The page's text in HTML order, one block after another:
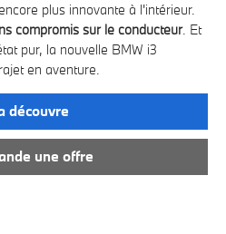
plus innovante à l'intérieur.
compromis sur le conducteur. Et
pur, la nouvelle BMW i3
en aventure.
découvre
une offre